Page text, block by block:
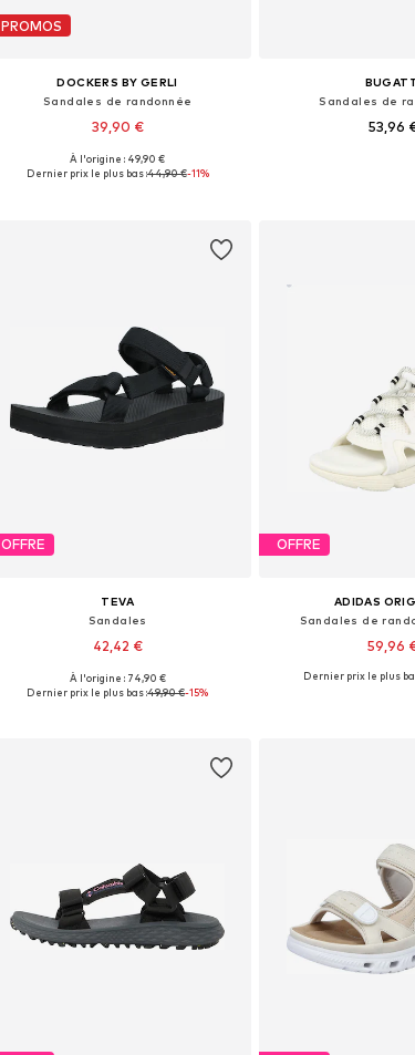
PROMOS
DOCKERS BY GERLI
Sandales de randonnée
39,90 €
Tailles disponibles: 37
À l'origine : 49,90 €
Dernier prix le plus bas :44,90 €-11%
Sandales de
53,96
OFFRE
TEVA
Sandales
42,42 €
Tailles disponibles: 37
À l'origine : 74,90 €
Dernier prix le plus bas :49,90 €-15%
OFFRE
ADIDAS
Sandales de
59,96
Tailles
Dernier prix le plus